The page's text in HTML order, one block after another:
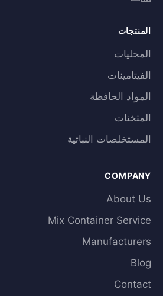
المنتجات
المحليات
الفيتامينات
المواد الحافظة
المثخنات
المستخلصات النباتية
COMPANY
About Us
Mix Container Service
Manufacturers
Blog
Contact